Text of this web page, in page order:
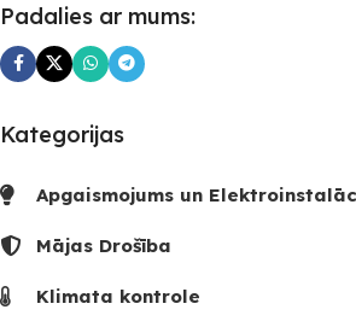
Padalies ar mums:
Kategorijas
Apgaismojums un
Mājas Drošība
Klimata kontrole